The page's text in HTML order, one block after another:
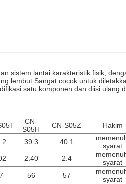
sistem lantai karakteristik fisik,
lembut.Sangat cocok untuk
satu komponen dan diisi ulang
CN-
S05H
CN-S05Z Hakim
39.3 40.1
syarat
2.40 2.4
syarat
56 57
syarat